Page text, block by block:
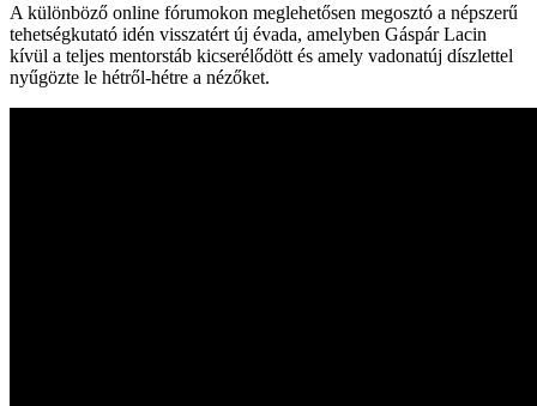
A különböző online fórumokon meglehetősen megosztó a népszerű
tehetségkutató idén visszatért új évada, amelyben Gáspár Lacin
kívül a teljes mentorstáb kicserélődött és amely vadonatúj díszlettel
nyűgözte le hétről-hétre a nézőket.